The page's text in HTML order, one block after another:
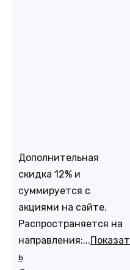
Дополнительная
скидка 12% и
суммируется с
акциями на сайте.
Распространяется на
направления:...Показат
ь